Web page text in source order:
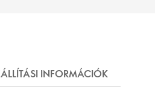
INFORMÁCIÓK